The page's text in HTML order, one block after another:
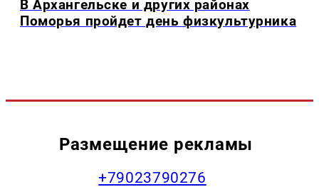
В Архангельске и других районах
Поморья пройдет день физкультурника
Размещение рекламы
+79023790276